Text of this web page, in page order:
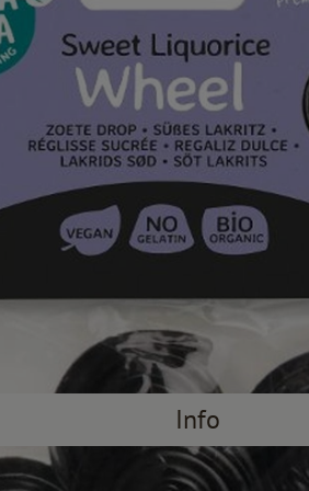
Info